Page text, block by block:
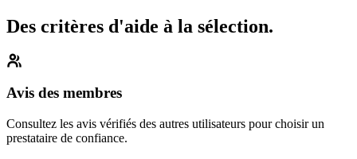
Des critères d'aide à la sélection.
Avis des membres
Consultez les avis vérifiés des autres utilisateurs pour choisir un
prestataire de confiance.